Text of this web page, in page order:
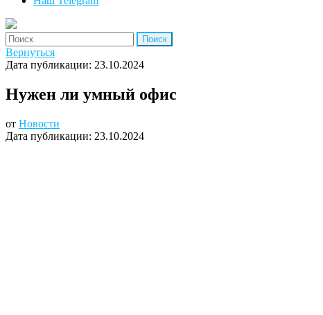
'Найти:
Вернуться
Дата публикации: 23.10.2024
Нужен ли умный офис
от Новости
Дата публикации: 23.10.2024